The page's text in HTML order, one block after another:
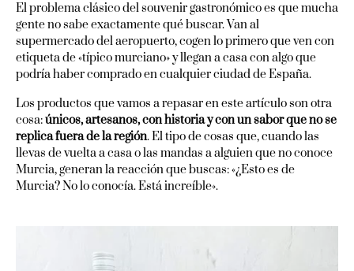
El problema clásico del souvenir gastronómico es que mucha
gente no sabe exactamente qué buscar. Van al
supermercado del aeropuerto, cogen lo primero que ven con
etiqueta de «típico murciano» y llegan a casa con algo que
podría haber comprado en cualquier ciudad de España.
Los productos que vamos a repasar en este artículo son otra
cosa:únicos, artesanos, con historia y con un sabor que no se
replica fuera de la región. El tipo de cosas que, cuando las
llevas de vuelta a casa o las mandas a alguien que no conoce
Murcia, generan la reacción que buscas: «¿Esto es de
Murcia? No lo conocía. Está increíble».